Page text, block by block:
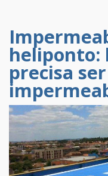
heliponto:
precisa ser